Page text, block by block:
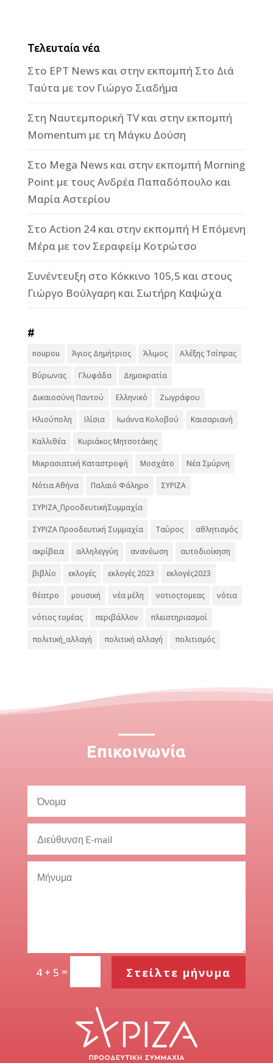
Τελευταία νέα
Στο ΕΡΤ News και στην εκπομπή Στο Διά
Ταύτα με τον Γιώργο Σιαδήμα
Στη Ναυτεμπορική TV και στην εκπομπή
Momentum με τη Μάγκυ Δούση
Στο Mega News και στην εκπομπή Morning
Point με τους Ανδρέα Παπαδόπουλο και
Μαρία Αστερίου
Στο Action 24 και στην εκπομπή Η Επόμενη
Μέρα με τον Σεραφείμ Κοτρώτσο
Συνέντευξη στο Κόκκινο 105,5 και στους
Γιώργο Βούλγαρη και Σωτήρη Καψώχα
#
noupou Άγιος Δημήτριος Άλιμος Αλέξης Τσίπρας
Βύρωνας Γλυφάδα Δημοκρατία
Δικαιοσύνη Παντού Ελληνικό Ζωγράφου
Ηλιούπολη Ιλίσια Ιωάννα Κολοβού Καισαριανή
Καλλιθέα Κυριάκος Μητσοτάκης
Μικρασιατική Καταστροφή Μοσχάτο Νέα Σμύρνη
Νότια Αθήνα Παλαιό Φάληρο ΣΥΡΙΖΑ
ΣΥΡΙΖΑ_ΠροοδευτικήΣυμμαχία
ΣΥΡΙΖΑ Προοδευτική Συμμαχία Ταύρος αθλητισμός
ακρίβεια αλληλεγγύη ανανέωση αυτοδιοίκηση
βιβλίο εκλογές εκλογές 2023 εκλογές2023
θέατρο μουσική νέα μέλη νοτιοςτομεας νότια
νότιος τομέας περιβάλλον πλειστηριασμοί
πολιτική_αλλαγή πολιτική αλλαγή πολιτισμός
Επικοινωνία
4 + 5 = Στείλτε μήνυμα